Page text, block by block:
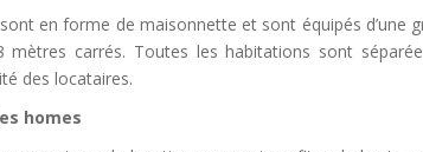
en forme de maisonnette et sont équipés d’une
mètres carrés. Toutes les habitations sont
des locataires.
homes